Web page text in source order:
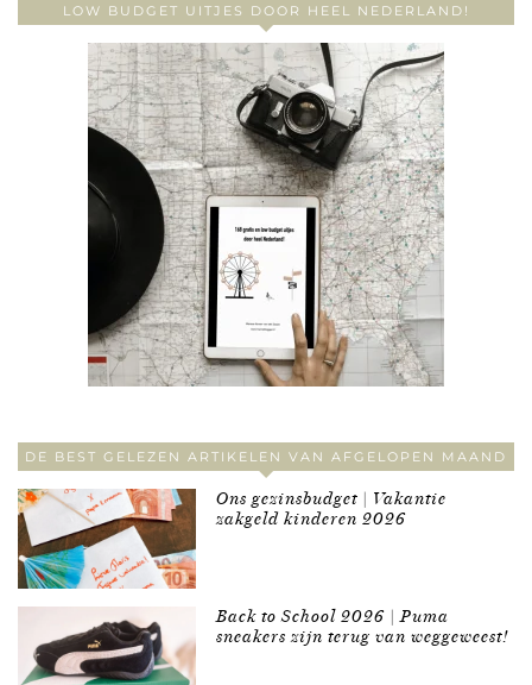
LOW BUDGET UITJES DOOR HEEL NEDERLAND!
DE BEST GELEZEN ARTIKELEN VAN AFGELOPEN MAAND
Ons gezinsbudget | Vakantie
zakgeld kinderen 2026
Back to School 2026 | Puma
sneakers zijn terug van weggeweest!